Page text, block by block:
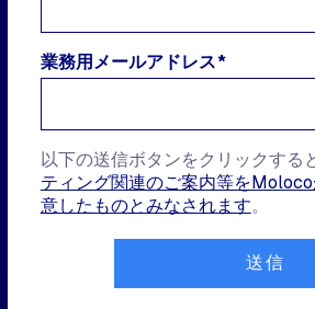
業務用メールアドレス*
以下の送信ボタンをクリックすると
ティング関連のご案内等を
意したものとみなされます。